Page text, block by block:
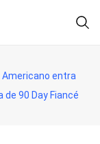
Americano entra
90 Day Fiancé